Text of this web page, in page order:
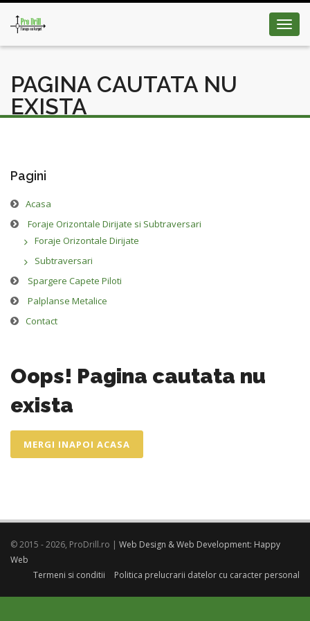
PAGINA CAUTATA NU
EXISTA
Pagini
Acasa
Foraje Orizontale Dirijate si Subtraversari
Foraje Orizontale Dirijate
Subtraversari
Spargere Capete Piloti
Palplanse Metalice
Contact
Oops! Pagina cautata nu
exista
MERGI INAPOI ACASA
© 2015 - 2026, ProDrill.ro | Web Design & Web Development: Happy
Web
Termeni si conditii
Politica prelucrarii datelor cu caracter personal